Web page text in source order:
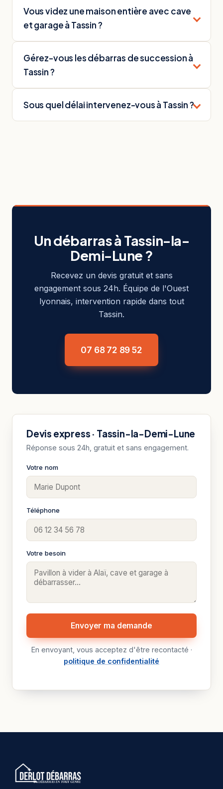
Vous videz une maison entière avec cave
et garage à Tassin ?
Gérez-vous les débarras de succession à
Tassin ?
Sous quel délai intervenez-vous à Tassin ?
Un débarras à Tassin-la-
Demi-Lune ?
Recevez un devis gratuit et sans
engagement sous 24h. Équipe de l'Ouest
lyonnais, intervention rapide dans tout
Tassin.
07 68 72 89 52
Devis express · Tassin-la-Demi-Lune
Réponse sous 24h, gratuit et sans engagement.
Votre nom
Téléphone
Votre besoin
Envoyer ma demande
En envoyant, vous acceptez d'être recontacté ·
politique de confidentialité